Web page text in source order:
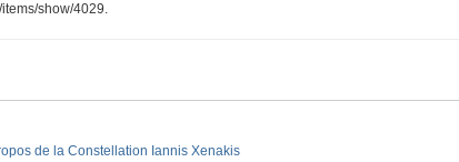
show/4029.
de la Constellation Iannis Xenakis